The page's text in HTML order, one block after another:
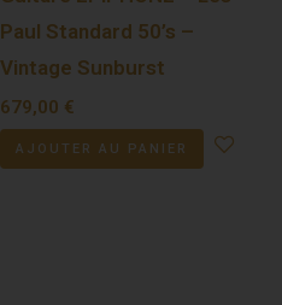
Paul Standard 50’s –
Vintage Sunburst
679,00 €
AJOUTER AU PANIER